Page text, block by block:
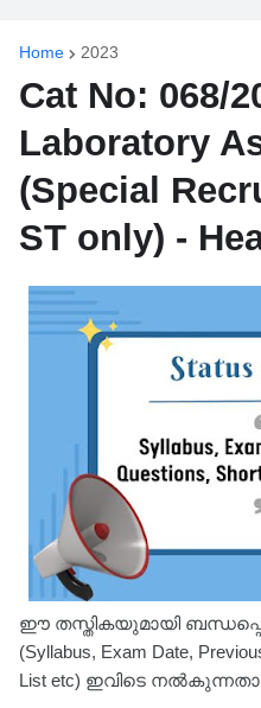
Home 2023
Cat No: 068/
Laboratory
(Special
ST only) -
ഈ തസ്തികയുമായി
(Syllabus, Exam Date,
List etc) ഇവിടെ